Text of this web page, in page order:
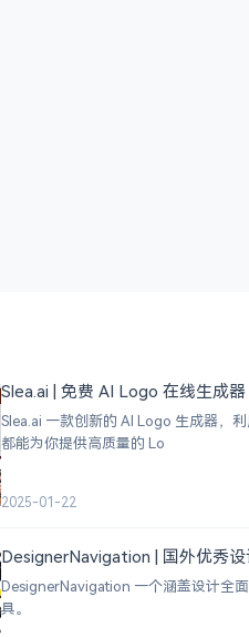
Slea.ai | 免费 AI Logo 在线生成器
Slea.ai 一款创新的 AI Logo 生成器，
都能为你提供高质量的 Lo
2025-01-22
DesignerNavigation | 国外优秀
DesignerNavigation 一个涵盖设计全
具。